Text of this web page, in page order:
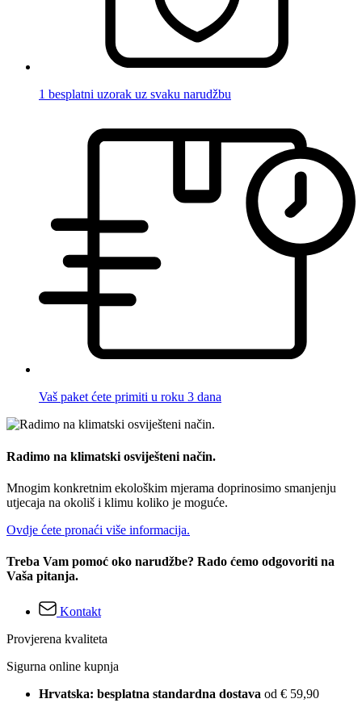
1 besplatni uzorak uz svaku narudžbu
Vaš paket ćete primiti u roku 3 dana
Radimo na klimatski osviješteni način.
Mnogim konkretnim ekološkim mjerama doprinosimo smanjenju
utjecaja na okoliš i klimu koliko je moguće.
Ovdje ćete pronaći više informacija.
Treba Vam pomoć oko narudžbe? Rado ćemo odgovoriti na
Vaša pitanja.
Kontakt
Provjerena kvaliteta
Sigurna online kupnja
Hrvatska: besplatna standardna dostava od € 59,90